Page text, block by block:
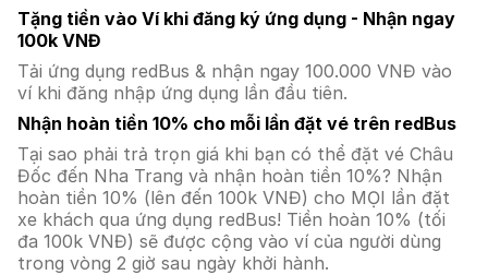
Tặng tiền vào Ví khi đăng ký ứng dụng - Nhận ngay
100k VNĐ
Tải ứng dụng redBus & nhận ngay 100.000 VNĐ vào
ví khi đăng nhập ứng dụng lần đầu tiên.
Nhận hoàn tiền 10% cho mỗi lần đặt vé trên redBus
Tại sao phải trả trọn giá khi bạn có thể đặt vé Châu
Đốc đến Nha Trang và nhận hoàn tiền 10%? Nhận
hoàn tiền 10% (lên đến 100k VNĐ) cho MỌI lần đặt
xe khách qua ứng dụng redBus! Tiền hoàn 10% (tối
đa 100k VNĐ) sẽ được cộng vào ví của người dùng
trong vòng 2 giờ sau ngày khởi hành.